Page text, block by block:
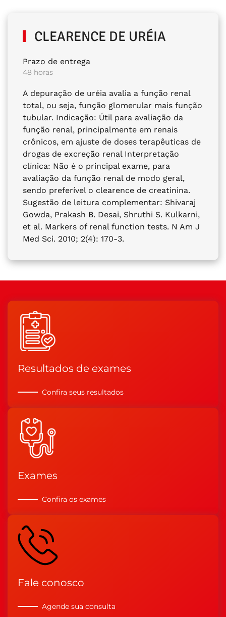
CLEARENCE DE URÉIA
Prazo de entrega
48 horas
A depuração de uréia avalia a função renal
total, ou seja, função glomerular mais função
tubular. Indicação: Útil para avaliação da
função renal, principalmente em renais
crônicos, em ajuste de doses terapêuticas de
drogas de excreção renal Interpretação
clínica: Não é o principal exame, para
avaliação da função renal de modo geral,
sendo preferível o clearence de creatinina.
Sugestão de leitura complementar: Shivaraj
Gowda, Prakash B. Desai, Shruthi S. Kulkarni,
et al. Markers of renal function tests. N Am J
Med Sci. 2010; 2(4): 170-3.
Resultados de exames
Confira seus resultados
Exames
Confira os exames
Fale conosco
Agende sua consulta